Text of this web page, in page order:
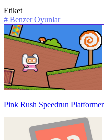
Etiket
# Benzer Oyunlar
Pink Rush Speedrun Platformer